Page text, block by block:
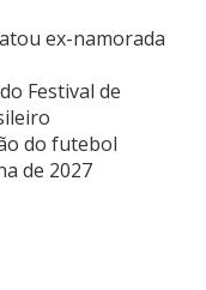
ex-namorada
Festival de
do futebol
de 2027